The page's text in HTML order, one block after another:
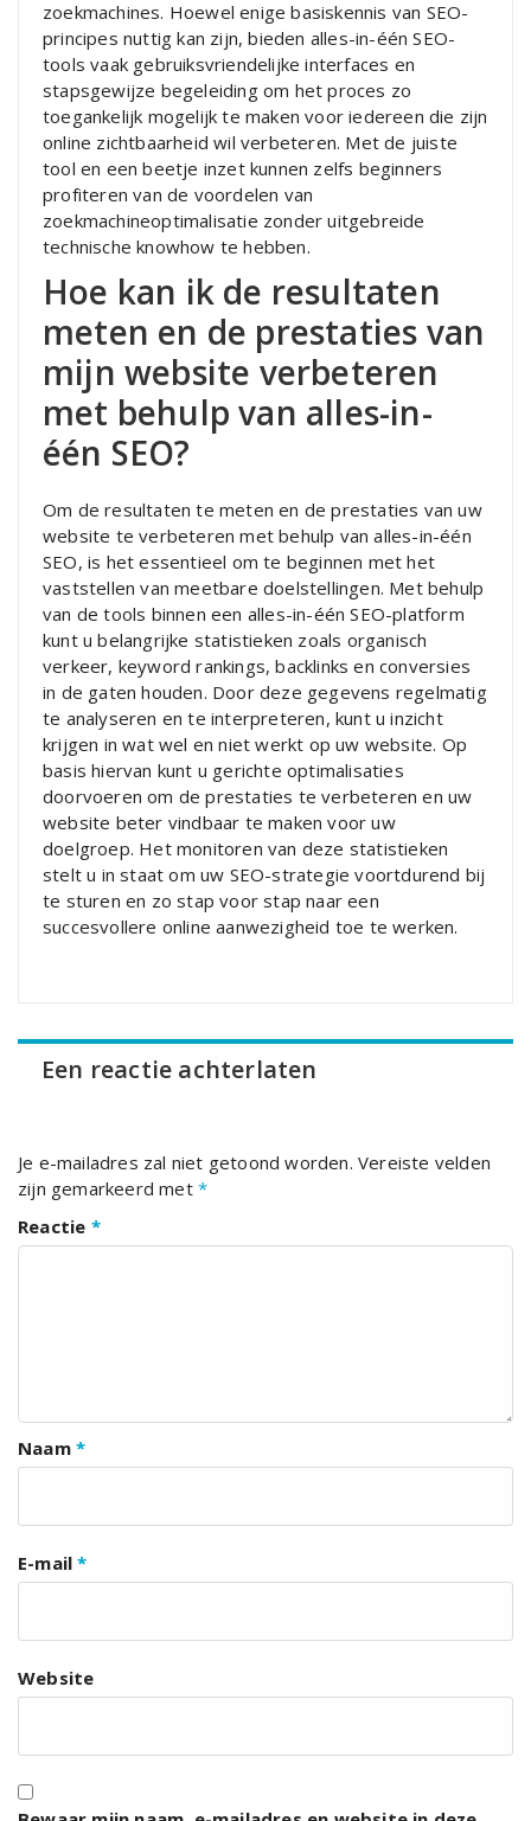
zoekmachines. Hoewel enige basiskennis van SEO-
principes nuttig kan zijn, bieden alles-in-één SEO-
tools vaak gebruiksvriendelijke interfaces en
stapsgewijze begeleiding om het proces zo
toegankelijk mogelijk te maken voor iedereen die zijn
online zichtbaarheid wil verbeteren. Met de juiste
tool en een beetje inzet kunnen zelfs beginners
profiteren van de voordelen van
zoekmachineoptimalisatie zonder uitgebreide
technische knowhow te hebben.
Hoe kan ik de resultaten
meten en de prestaties van
mijn website verbeteren
met behulp van alles-in-
één SEO?
Om de resultaten te meten en de prestaties van uw
website te verbeteren met behulp van alles-in-één
SEO, is het essentieel om te beginnen met het
vaststellen van meetbare doelstellingen. Met behulp
van de tools binnen een alles-in-één SEO-platform
kunt u belangrijke statistieken zoals organisch
verkeer, keyword rankings, backlinks en conversies
in de gaten houden. Door deze gegevens regelmatig
te analyseren en te interpreteren, kunt u inzicht
krijgen in wat wel en niet werkt op uw website. Op
basis hiervan kunt u gerichte optimalisaties
doorvoeren om de prestaties te verbeteren en uw
website beter vindbaar te maken voor uw
doelgroep. Het monitoren van deze statistieken
stelt u in staat om uw SEO-strategie voortdurend bij
te sturen en zo stap voor stap naar een
succesvollere online aanwezigheid toe te werken.
Een reactie achterlaten
Je e-mailadres zal niet getoond worden. Vereiste velden
zijn gemarkeerd met *
Reactie *
Naam *
E-mail*
Website